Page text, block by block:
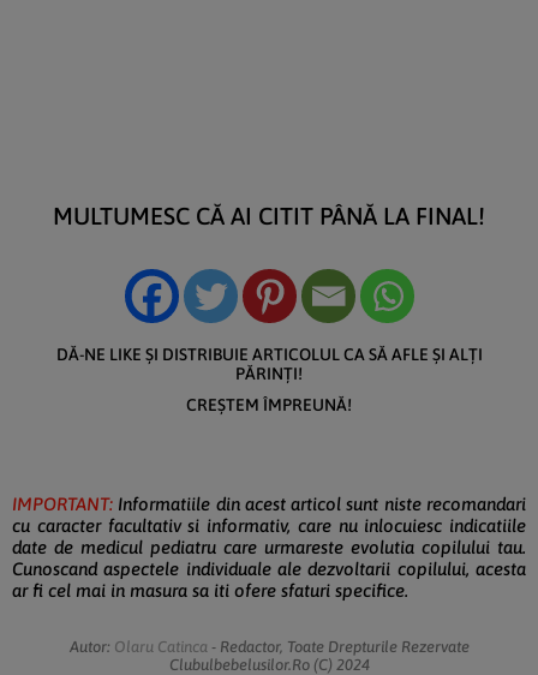
MULTUMESC CĂ AI CITIT PÂNĂ LA FINAL!
DĂ-NE LIKE ȘI DISTRIBUIE ARTICOLUL CA SĂ AFLE ȘI ALȚI
PĂRINȚI!
CREȘTEM ÎMPREUNĂ!
IMPORTANT: Informatiile din acest articol sunt niste recomandari
cu caracter facultativ si informativ, care nu inlocuiesc indicatiile
date de medicul pediatru care urmareste evolutia copilului tau.
Cunoscand aspectele individuale ale dezvoltarii copilului, acesta
ar fi cel mai in masura sa iti ofere sfaturi specifice.
Autor: Olaru Catinca - Redactor, Toate Drepturile Rezervate
Clubulbebelusilor.ro (c) 2024